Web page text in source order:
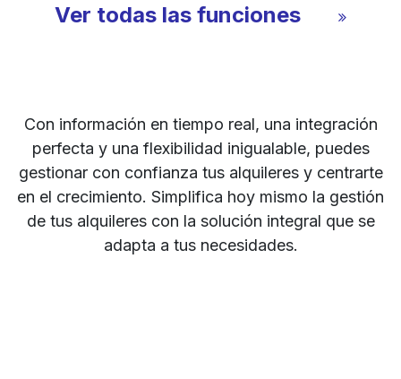
Ver todas las funciones
Con información en tiempo real, una integración
perfecta y una flexibilidad inigualable, puedes
gestionar con confianza tus alquileres y centrarte
en el crecimiento. Simplifica hoy mismo la gestión
de tus alquileres con la solución integral que se
adapta a tus necesidades.